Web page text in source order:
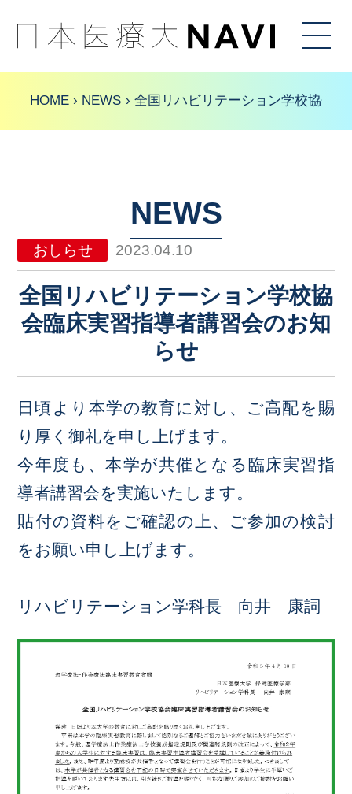
HOME
入試情報
学べること
アクセス
HOME NEWS 全国リハビリテーション学校協会
NEWS
おしらせ 2023.04.10
全国リハビリテーション学校協
会臨床実習指導者講習会のお知
らせ
日頃より本学の教育に対し、ご高配を賜
り厚く御礼を申し上げます。
今年度も、本学が共催となる臨床実習指
導者講習会を実施いたします。
貼付の資料をご確認の上、ご参加の検討
をお願い申し上げます。
リハビリテーション学科長 向井 康詞